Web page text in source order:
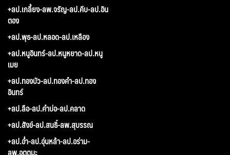
+ลป.เกลี้ยง-ลพ.จรัญ-ลป.คีบ-ลป.อิน
ตอง
+ลป.พุธ-ลป.หลอด-ลป.เหลือง
+ลป.หนูอินทร์-ลป.หนูหยาด-ลป.หนู
เมย
+ลป.ทองบัว-ลป.ทองคำ-ลป.ทอง
อินทร์
+ลป.ลือ-ลป.คำบ่อ-ลป.คลาด
+ลป.สังข์-ลป.สนธิ์-ลพ.สุบรรณ
+ลป.อ่ำ-ลป.อุ่นหล้า-ลป.อร่าม-
ลพ.อุตตมะ